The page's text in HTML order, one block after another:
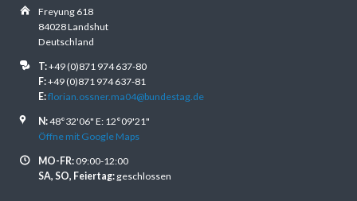
Freyung 618
84028 Landshut
Deutschland
T:+49 (0)871 974 637-80
F:+49 (0)871 974 637-81
E:florian.ossner.ma04@bundestag.de
N:48°32'06" E: 12°09'21"
Öffne mit Google Maps
MO-FR:09:00-12:00
SA, SO, Feiertag:geschlossen